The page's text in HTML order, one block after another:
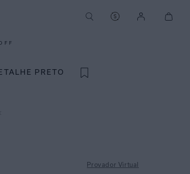
PRETO
Provador Virtual